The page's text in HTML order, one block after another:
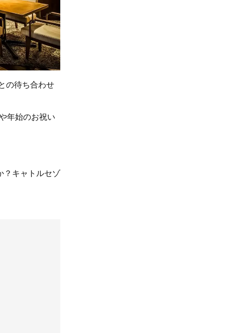
の待ち合わせ
年始のお祝い
？キャトルセゾ